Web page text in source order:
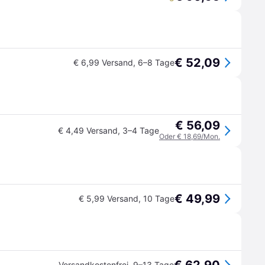
€ 6,99 Versand, 6–8 Tage€ 52,09
€ 4,49 Versand, 3–4 Tage € 56,09
Oder € 18,69/Mon.
€ 5,99 Versand, 10 Tage€ 49,99